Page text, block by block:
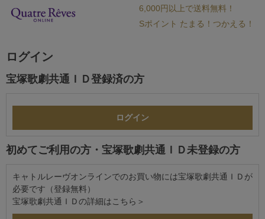
6,000円以上で送料無料！
Sポイント たまる！つかえる！
ログイン
宝塚歌劇共通ＩＤ登録済の方
初めてご利用の方・宝塚歌劇共通ＩＤ未登録の方
キャトルレーヴオンラインでのお買い物には宝塚歌劇共通ＩＤが
必要です（登録無料）
宝塚歌劇共通ＩＤの詳細は こちら＞